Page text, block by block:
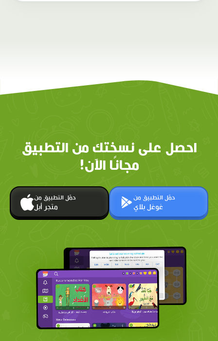
احصل على نسختك من التطبيق
مجانًا الآن!
حمّل التطبيق من
متجر أبل
حمّل التطبيق من
غوغل بلاي